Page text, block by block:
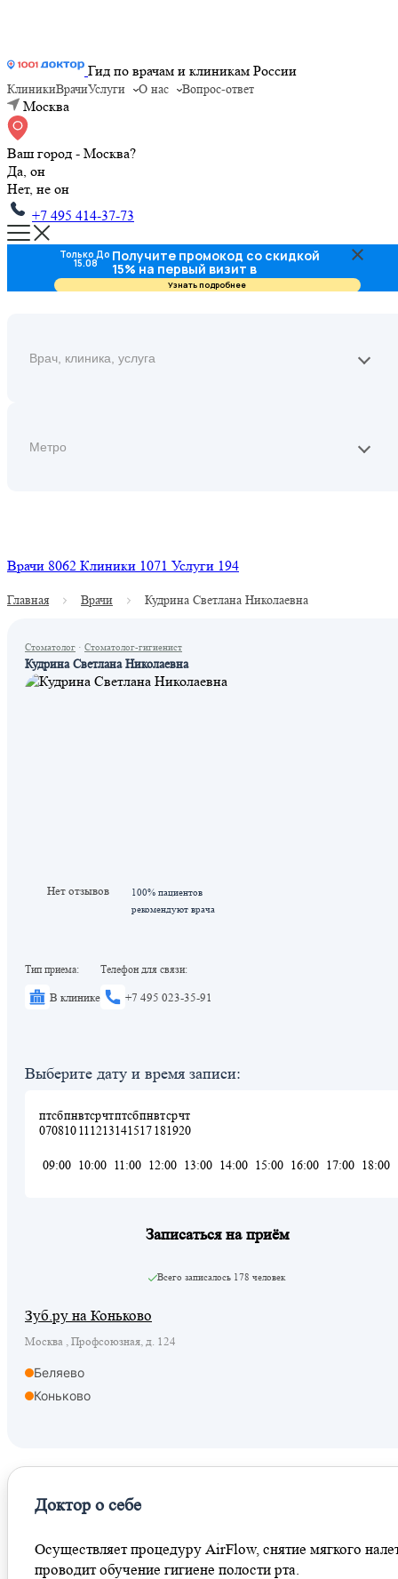
Гид по врачам и клиникам России
КлиникиВрачиУслуги О нас Вопрос-ответ
Москва
Ваш город - Москва?
Да, он
Нет, не он
+7 495 414-37-73
Врачи 8062 Клиники 1071 Услуги 194
Главная Врачи Кудрина Светлана Николаевна
Стоматолог · Стоматолог-гигиенист
Кудрина Светлана Николаевна
Нет отзывов
100% пациентов
рекомендуют врача
Тип приема:
В клинике
Телефон для связи:
+7 495 023-35-91
Выберите дату и время записи:
пт
07
сб
08
пн
10
вт
11
ср
12
чт
13
пт
14
сб
15
пн
17
вт
18
ср
19
чт
20
09:00 10:00 11:00 12:00 13:00 14:00 15:00 16:00 17:00 18:00
Записаться на приём
Всего записалось 178 человек
Зуб.ру на Коньково
Москва , Профсоюзная, д. 124
Беляево
Коньково
Доктор о себе
Осуществляет процедуру AirFlow, снятие мягкого
проводит обучение гигиене полости рта.
Только До
15.08 Получите промокод со скидкой
15% на первый визит в
стоматологию
Узнать подробнее